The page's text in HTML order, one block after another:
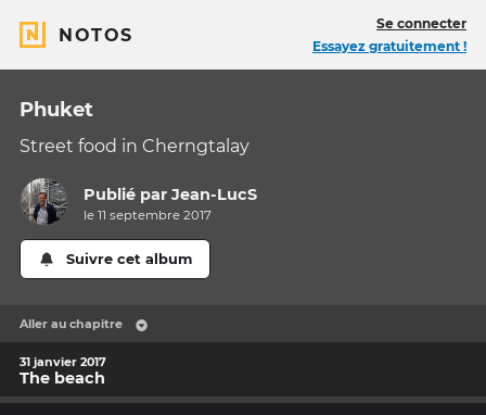
NOTOS
Se connecter
Essayez gratuitement !
Phuket
Street food in Cherngtalay
Publié parJean-LucS
le 11 septembre 2017
Suivre cet album
Aller au chapitre
31 janvier 2017
The beach